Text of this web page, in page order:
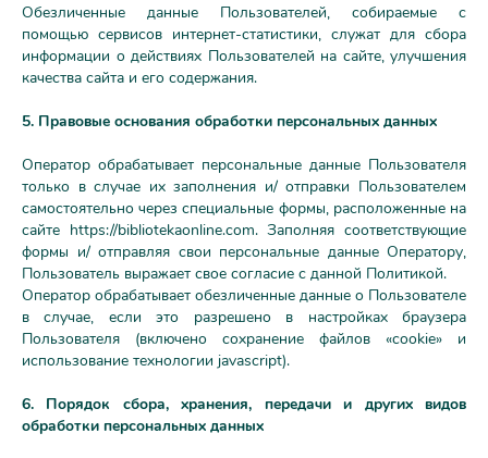
Обезличенные данные Пользователей, собираемые с
помощью сервисов интернет-статистики, служат для сбора
информации о действиях Пользователей на сайте, улучшения
качества сайта и его содержания.
5. Правовые основания обработки персональных данных
Оператор обрабатывает персональные данные Пользователя
только в случае их заполнения и/ отправки Пользователем
самостоятельно через специальные формы, расположенные на
сайте https://bibliotekaonline.com. Заполняя соответствующие
формы и/ отправляя свои персональные данные Оператору,
Пользователь выражает свое согласие с данной Политикой.
Оператор обрабатывает обезличенные данные о Пользователе
в случае, если это разрешено в настройках браузера
Пользователя (включено сохранение файлов «cookie» и
использование технологии jаvascript).
6. Порядок сбора, хранения, передачи и других видов
обработки персональных данных